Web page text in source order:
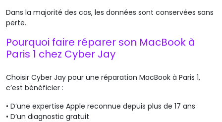
Dans la majorité des cas, les données sont conservées sans
perte.
Pourquoi faire réparer son MacBook à
Paris 1 chez Cyber Jay
Choisir Cyber Jay pour une réparation MacBook à Paris 1,
c’est bénéficier :
• D’une expertise Apple reconnue depuis plus de 17 ans
• D’un diagnostic gratuit